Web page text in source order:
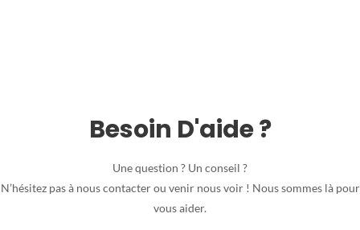
Besoin D'aide ?
Une question ? Un conseil ?
N’hésitez pas à nous contacter ou venir nous voir ! Nous sommes là pour
vous aider.